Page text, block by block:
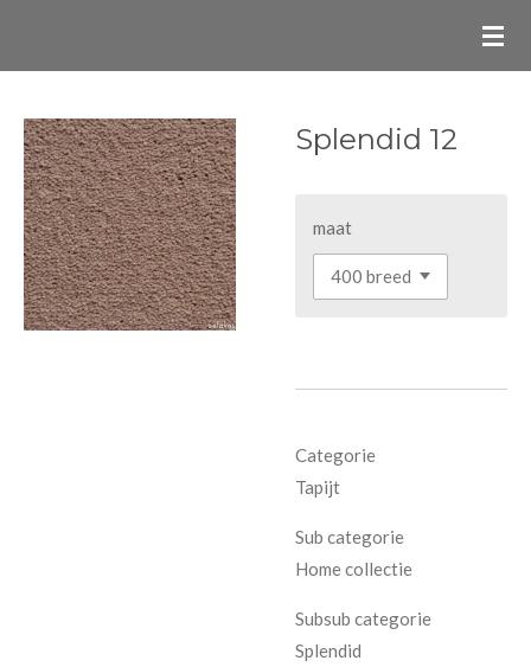
de
hoofdinhoud
Splendid 12
maat
Categorie
Tapijt
Sub categorie
Home collectie
Subsub categorie
Splendid